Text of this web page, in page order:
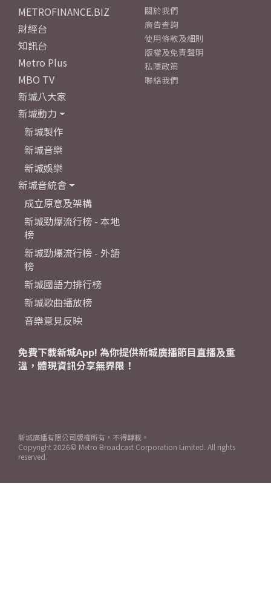
METROFINANCE.BIZ
財經台
知訊台
Metro Plus
MBO TV
新城八大家
新城動力
新城製作
新城音樂
新城娛樂
新城音統會
成立原意及架構
新城勁爆流行榜 - 本地
榜
新城勁爆流行榜 - 外語
榜
新城國語力排行榜
新城歌曲播放榜
音樂意見反映
關於我們
廣告查詢
使用條款及細則
版權及免責聲明
私隱政策
聯絡我們
免費下載新城App! 為你提供新城廣播節目直播及重
溫，體現資訊分享無界限！
新城廣播有限公司版權所有，不得轉載。
Copyright 2026© Metro Broadcast Corporation Limited. All rights
reserved.